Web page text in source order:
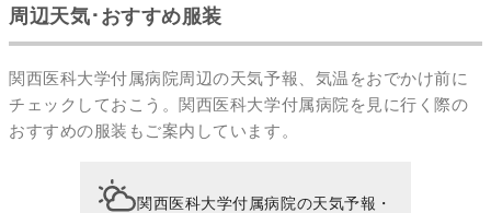
周辺天気･おすすめ服装
関西医科大学付属病院周辺の天気予報、気温をおでかけ前に
チェックしておこう。関西医科大学付属病院を見に行く際の
おすすめの服装もご案内しています。
関西医科大学付属病院の天気予報・